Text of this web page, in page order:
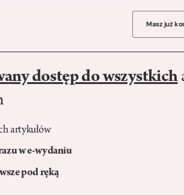
Masz już
dostęp do wszystkich
artykułów
w e-wydaniu
pod ręką